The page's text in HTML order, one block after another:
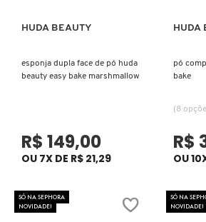
JULIETTE HAS A GUN
KAYALI
KEUNE
Ver mais
HUDA BEAUTY
esponja dupla face de pó huda
beauty easy bake marshmallow
R$ 149,00
OU 7X DE R$ 21,29
HUDA
pó
bake
(8
R$
OU
SÓ NA SEPHORA
NOVIDADE!
SÓ NA
NOVIDADE!